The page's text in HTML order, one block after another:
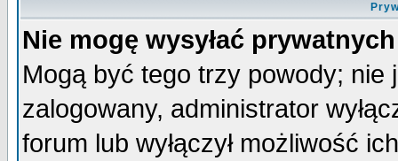
Nie mogę wysyłać
Mogą być tego trzy powody;
zalogowany, administrator
forum lub wyłączył możliwość